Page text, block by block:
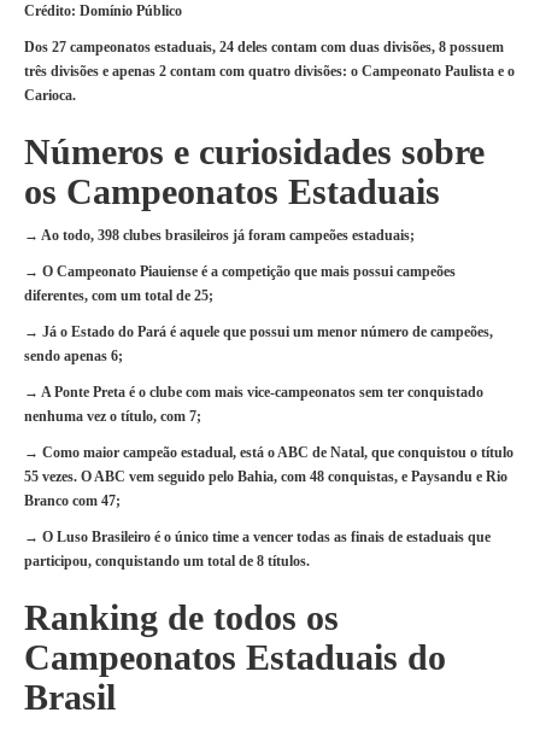
Crédito: Domínio Público
Dos 27 campeonatos estaduais, 24 deles contam com duas divisões, 8 possuem
três divisões e apenas 2 contam com quatro divisões: o Campeonato Paulista e o
Carioca.
Números e curiosidades sobre
os Campeonatos Estaduais
→ Ao todo, 398 clubes brasileiros já foram campeões estaduais;
→ O Campeonato Piauiense é a competição que mais possui campeões
diferentes, com um total de 25;
→ Já o Estado do Pará é aquele que possui um menor número de campeões,
sendo apenas 6;
→ A Ponte Preta é o clube com mais vice-campeonatos sem ter conquistado
nenhuma vez o título, com 7;
→ Como maior campeão estadual, está o ABC de Natal, que conquistou o título
55 vezes. O ABC vem seguido pelo Bahia, com 48 conquistas, e Paysandu e Rio
Branco com 47;
→ O Luso Brasileiro é o único time a vencer todas as finais de estaduais que
participou, conquistando um total de 8 títulos.
Ranking de todos os
Campeonatos Estaduais do
Brasil